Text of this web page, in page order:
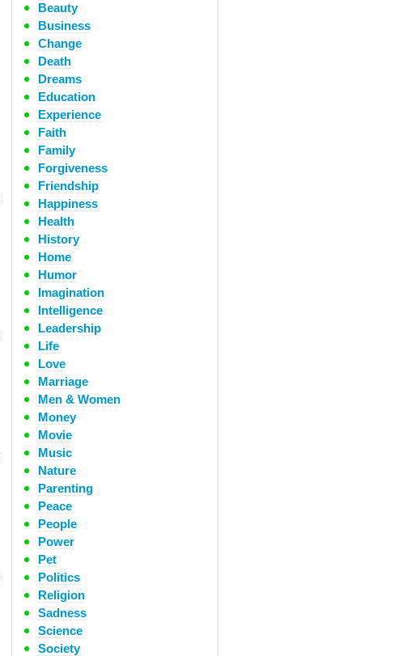
Beauty
Business
Change
Death
Dreams
Education
Experience
Faith
Family
Forgiveness
Friendship
Happiness
Health
History
Home
Humor
Imagination
Intelligence
Leadership
Life
Love
Marriage
Men & Women
Money
Movie
Music
Nature
Parenting
Peace
People
Power
Pet
Politics
Religion
Sadness
Science
Society